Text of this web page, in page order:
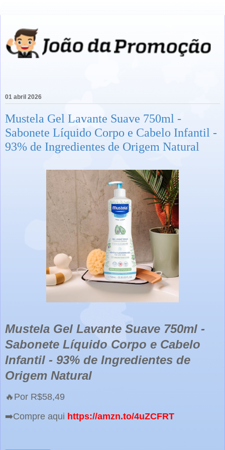
01 abril 2026
Mustela Gel Lavante Suave 750ml -
Sabonete Líquido Corpo e Cabelo Infantil -
93% de Ingredientes de Origem Natural
Mustela Gel Lavante Suave 750ml -
Sabonete Líquido Corpo e Cabelo
Infantil - 93% de Ingredientes de
Origem Natural
🔥Por R$58,49
➡️Compre aqui https://amzn.to/4uZCFRT